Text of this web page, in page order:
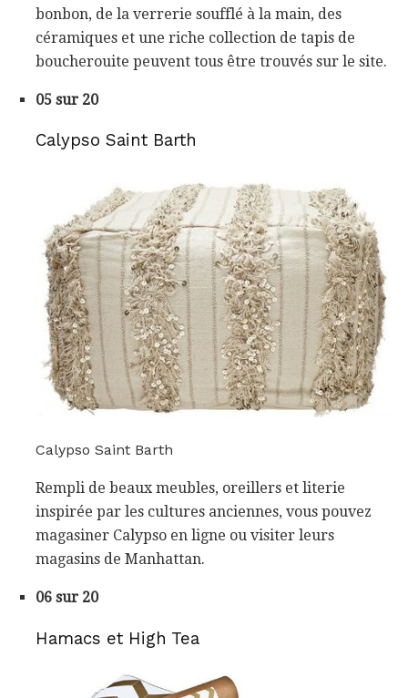
bonbon, de la verrerie soufflé à la main, des
céramiques et une riche collection de tapis de
boucherouite peuvent tous être trouvés sur le site.
05 sur 20
Calypso Saint Barth
Calypso Saint Barth
Rempli de beaux meubles, oreillers et literie
inspirée par les cultures anciennes, vous pouvez
magasiner Calypso en ligne ou visiter leurs
magasins de Manhattan.
06 sur 20
Hamacs et High Tea